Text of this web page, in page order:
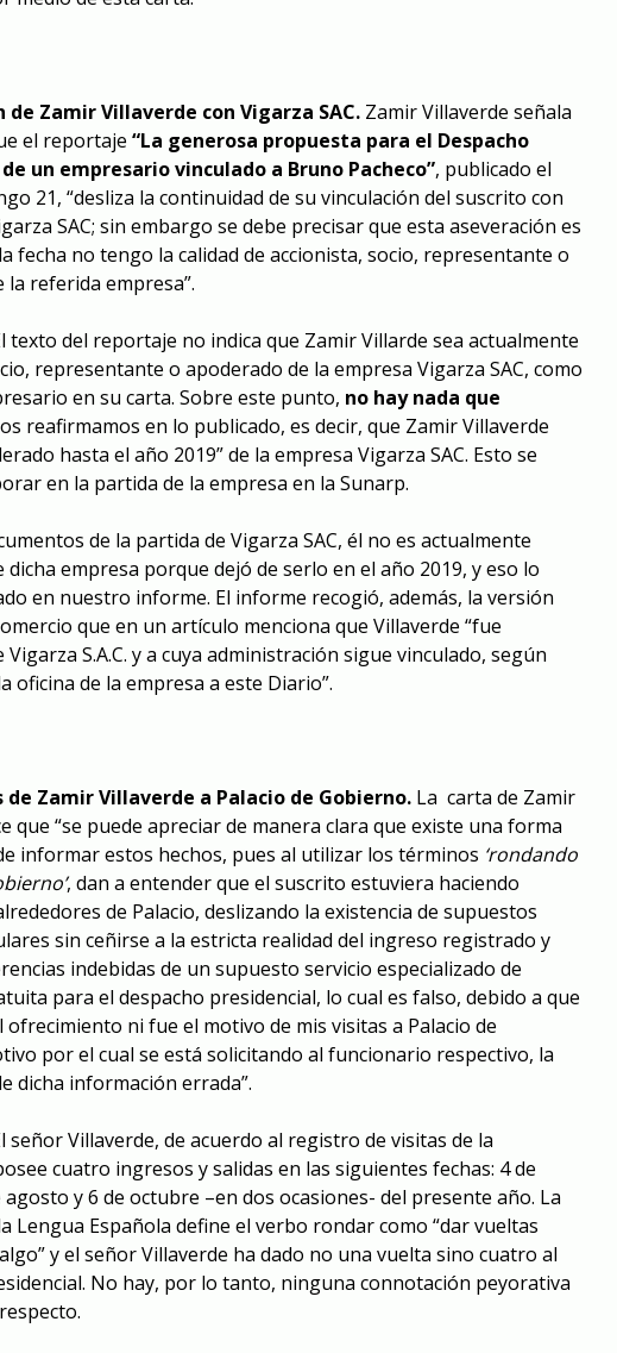
de Zamir Villaverde con Vigarza SAC. Zamir Villaverde señala
el reportaje “La generosa propuesta para el Despacho
un empresario vinculado a Bruno Pacheco”, publicado el
21, “desliza la continuidad de su vinculación del suscrito con
SAC; sin embargo se debe precisar que esta aseveración es
fecha no tengo la calidad de accionista, socio, representante o
la referida empresa”.
texto del reportaje no indica que Zamir Villarde sea actualmente
representante o apoderado de la empresa Vigarza SAC, como
en su carta. Sobre este punto, no hay nada que
reafirmamos en lo publicado, es decir, que Zamir Villaverde
hasta el año 2019” de la empresa Vigarza SAC. Esto se
en la partida de la empresa en la Sunarp.
de la partida de Vigarza SAC, él no es actualmente
dicha empresa porque dejó de serlo en el año 2019, y eso lo
en nuestro informe. El informe recogió, además, la versión
que en un artículo menciona que Villaverde “fue
S.A.C. y a cuya administración sigue vinculado, según
oficina de la empresa a este Diario”.
de Zamir Villaverde a Palacio de Gobierno. La carta de Zamir
que “se puede apreciar de manera clara que existe una forma
informar estos hechos, pues al utilizar los términos ‘rondando
, dan a entender que el suscrito estuviera haciendo
de Palacio, deslizando la existencia de supuestos
sin ceñirse a la estricta realidad del ingreso registrado y
indebidas de un supuesto servicio especializado de
para el despacho presidencial, lo cual es falso, debido a que
ofrecimiento ni fue el motivo de mis visitas a Palacio de
por el cual se está solicitando al funcionario respectivo, la
dicha información errada”.
señor Villaverde, de acuerdo al registro de visitas de la
cuatro ingresos y salidas en las siguientes fechas: 4 de
y 6 de octubre –en dos ocasiones- del presente año. La
Lengua Española define el verbo rondar como “dar vueltas
y el señor Villaverde ha dado no una vuelta sino cuatro al
No hay, por lo tanto, ninguna connotación peyorativa